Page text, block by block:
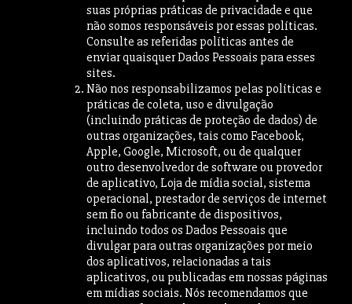
suas próprias práticas de privacidade e que
não somos responsáveis por essas políticas.
Consulte as referidas políticas antes de
enviar quaisquer Dados Pessoais para esses
sites.
Não nos responsabilizamos pelas políticas e
práticas de coleta, uso e divulgação
(incluindo práticas de proteção de dados) de
outras organizações, tais como Facebook,
Apple, Google, Microsoft, ou de qualquer
outro desenvolvedor de software ou provedor
de aplicativo, Loja de mídia social, sistema
operacional, prestador de serviços de internet
sem fio ou fabricante de dispositivos,
incluindo todos os Dados Pessoais que
divulgar para outras organizações por meio
dos aplicativos, relacionadas a tais
aplicativos, ou publicadas em nossas páginas
em mídias sociais. Nós recomendamos que